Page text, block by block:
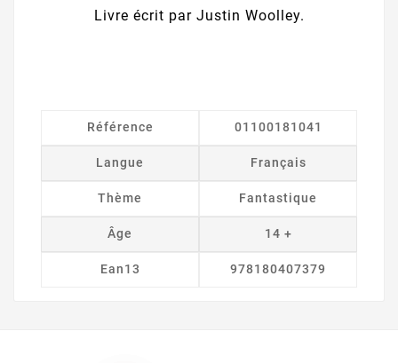
Livre écrit par Justin Woolley.
Référence 01100181041
Langue Français
Thème Fantastique
Âge 14 +
Ean13 978180407379